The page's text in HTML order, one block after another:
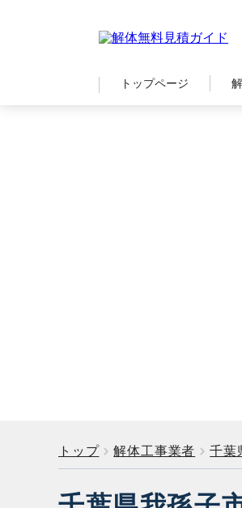
トップページ
トップ 解体工事業者 千葉